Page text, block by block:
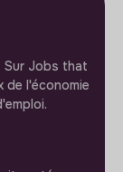
Sur Jobs that
de l'économie